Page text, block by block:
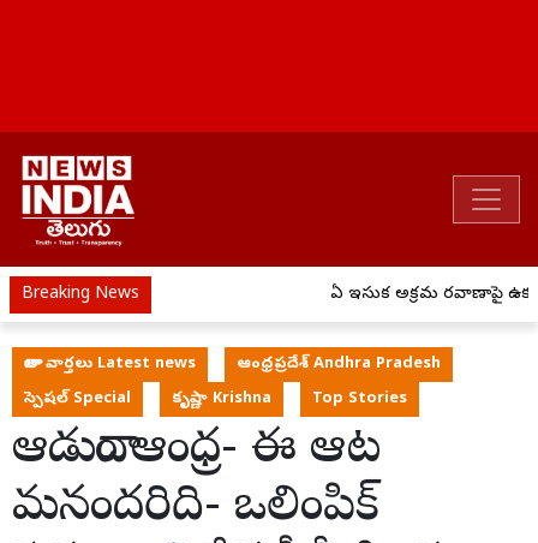
Breaking News ఏపీ ఇసుక అక్రమ రవాణాపై
తాజా వార్తలు Latest news
ఆంధ్రప్రదేశ్ Andhra Pradesh
స్పెషల్ Special
కృష్ణా Krishna Top Stories
ఆడుదాం ఆంధ్ర- ఈ ఆట
మనందరిది- ఒలింపిక్